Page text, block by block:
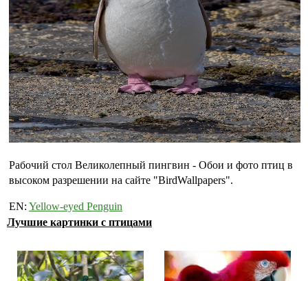
Рабочий стол Великолепный пингвин - Обои и фото птиц в
высоком разрешении на сайте "BirdWallpapers".
EN: Yellow-eyed Penguin
Лучшие картинки с птицами